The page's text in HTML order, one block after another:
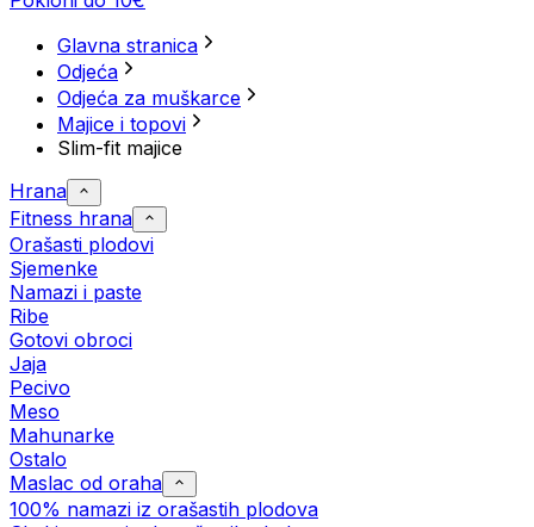
Glavna stranica
Odjeća
Odjeća za muškarce
Majice i topovi
Slim-fit majice
Hrana
Fitness hrana
Orašasti plodovi
Sjemenke
Namazi i paste
Ribe
Gotovi obroci
Jaja
Pecivo
Meso
Mahunarke
Ostalo
Maslac od oraha
100% namazi iz orašastih plodova